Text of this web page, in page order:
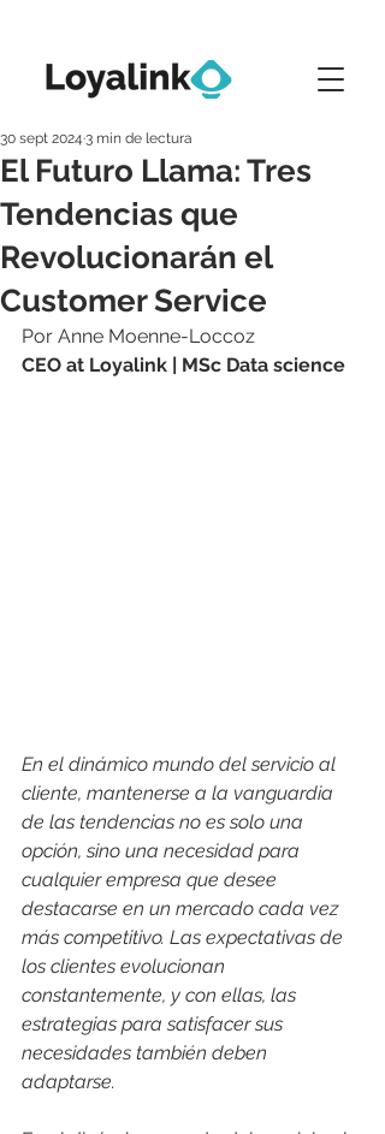
El Futuro Llama: Tres
Tendencias que
Revolucionarán el
Customer Service
30 sept 2024 3 min de lectura
Por Anne Moenne-Loccoz
CEO at Loyalink | MSc Data science
En el dinámico mundo del servicio al
cliente, mantenerse a la vanguardia
de las tendencias no es solo una
opción, sino una necesidad para
cualquier empresa que desee
destacarse en un mercado cada vez
más competitivo. Las expectativas de
los clientes evolucionan
constantemente, y con ellas, las
estrategias para satisfacer sus
necesidades también deben
adaptarse.